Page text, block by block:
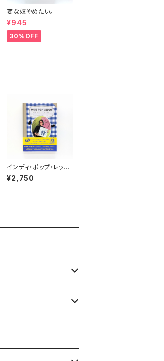
変な奴やめたい。
¥945
30%OFF
インディ・ポップ・レッス
ン ディスクガイド
¥2,750